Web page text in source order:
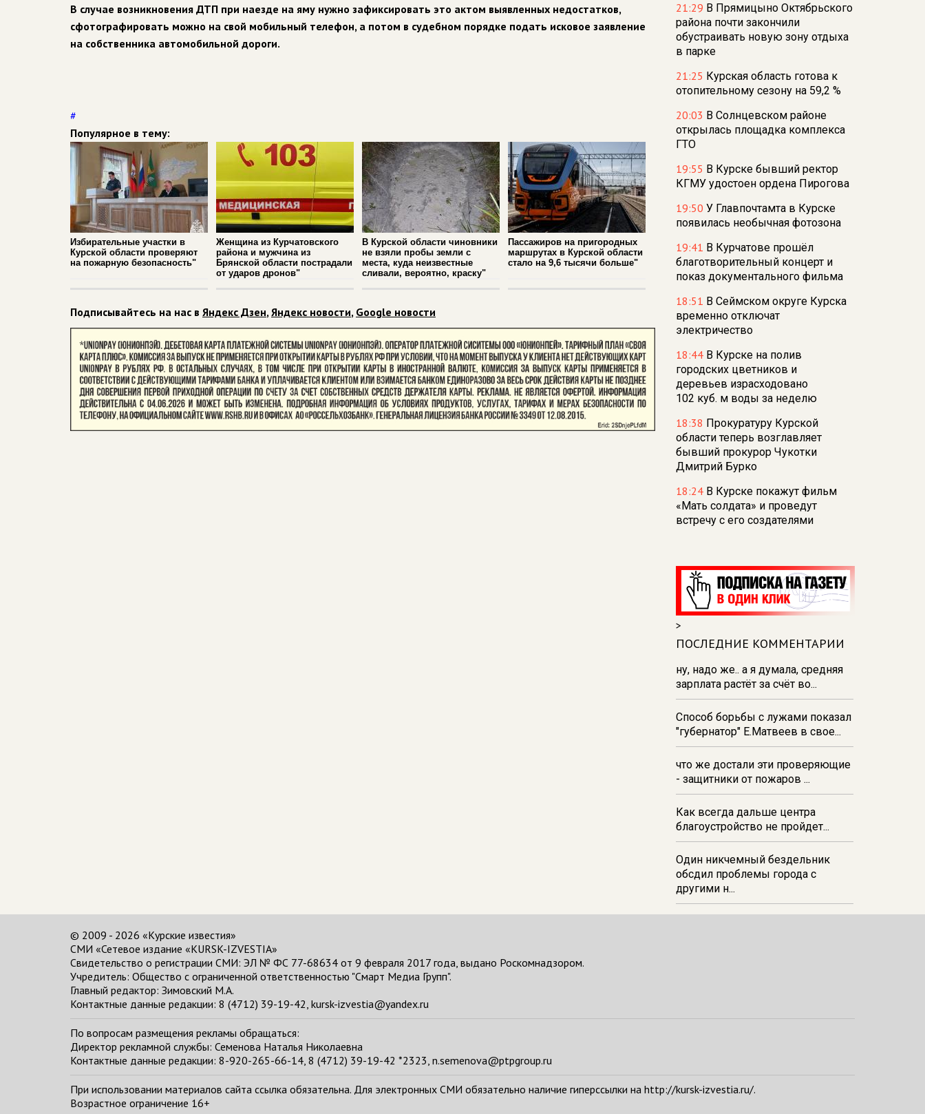
В случае возникновения ДТП при наезде на яму нужно зафиксировать это актом выявленных недостатков,
сфотографировать можно на свой мобильный телефон, а потом в судебном порядке подать исковое заявление
на собственника автомобильной дороги.
#
Популярное в тему:
Избирательные участки в
Курской области проверяют
на пожарную безопасность"
Женщина из Курчатовского
района и мужчина из
Брянской области пострадали
от ударов дронов"
В Курской области чиновники
не взяли пробы земли с
места, куда неизвестные
сливали, вероятно, краску"
Пассажиров на пригородных
маршрутах в Курской области
стало на 9,6 тысячи больше"
Подписывайтесь на нас в Яндекс Дзен,Яндекс новости, Google новости
21:29 В Прямицыно Октябрьского
района почти закончили
обустраивать новую зону отдыха
в парке
21:25 Курская область готова к
отопительному сезону на 59,2 %
20:03 В Солнцевском районе
открылась площадка комплекса
ГТО
19:55 В Курске бывший ректор
КГМУ удостоен ордена Пирогова
19:50 У Главпочтамта в Курске
появилась необычная фотозона
19:41 В Курчатове прошёл
благотворительный концерт и
показ документального фильма
18:51 В Сеймском округе Курска
временно отключат
электричество
18:44 В Курске на полив
городских цветников и
деревьев израсходовано
102 куб. м воды за неделю
18:38 Прокуратуру Курской
области теперь возглавляет
бывший прокурор Чукотки
Дмитрий Бурко
18:24 В Курске покажут фильм
«Мать солдата» и проведут
встречу с его создателями
из‑за проблем с водоснабжением
17:23
В Курске установили две
камеры ПДД на превышение
скорости
16:55В Курске жителя
Тюменской области осудили за
незаконную перевозку
взрывчатки
16:47В Курске капремонт дорог
выполнен на 54%
>
ПОСЛЕДНИЕ КОММЕНТАРИИ
ну, надо же.. а я думала, средняя
зарплата растёт за счёт во...
Способ борьбы с лужами показал
"губернатор" Е.Матвеев в свое...
что же достали эти проверяющие
- защитники от пожаров ...
Как всегда дальше центра
благоустройство не пройдет...
Один никчемный бездельник
обсдил проблемы города с
другими н...
© 2009 - 2026 «Курские известия»
СМИ «Сетевое издание «KURSK-IZVESTIA»
Свидетельство о регистрации СМИ: ЭЛ № ФС 77-68634 от 9 февраля 2017 года, выдано Роскомнадзором.
Учредитель: Общество с ограниченной ответственностью "Смарт Медиа Групп".
Главный редактор: Зимовский М.А.
Контактные данные редакции: 8 (4712) 39-19-42, kursk-izvestia@yandex.ru
По вопросам размещения рекламы обращаться:
Директор рекламной службы: Семенова Наталья Николаевна
Контактные данные редакции: 8-920-265-66-14, 8 (4712) 39-19-42 *2323, n.semenova@ptpgroup.ru
При использовании материалов сайта ссылка обязательна. Для электронных СМИ обязательно наличие гиперссылки на http://kursk-izvestia.ru/.
Возрастное ограничение 16+